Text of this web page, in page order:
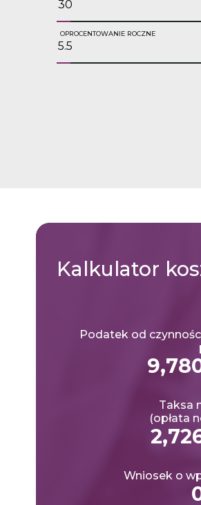
OPROCENTOWANIE ROCZNE
Kalkulator
Podatek od
Taksa
(opłata
Wniosek o